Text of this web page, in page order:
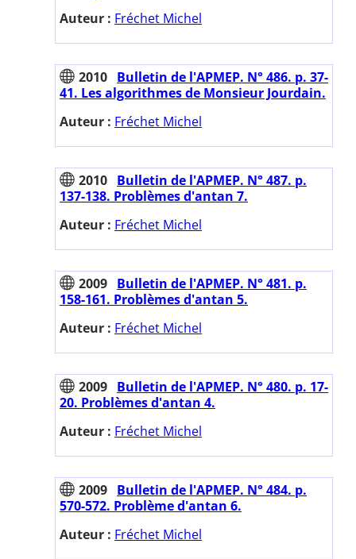
Auteur : Fréchet Michel
2010 Bulletin de l'APMEP. N° 486. p. 37-
41. Les algorithmes de Monsieur Jourdain.
Auteur : Fréchet Michel
2010 Bulletin de l'APMEP. N° 487. p.
137-138. Problèmes d'antan 7.
Auteur : Fréchet Michel
2009 Bulletin de l'APMEP. N° 481. p.
158-161. Problèmes d'antan 5.
Auteur : Fréchet Michel
2009 Bulletin de l'APMEP. N° 480. p. 17-
20. Problèmes d'antan 4.
Auteur : Fréchet Michel
2009 Bulletin de l'APMEP. N° 484. p.
570-572. Problème d'antan 6.
Auteur : Fréchet Michel